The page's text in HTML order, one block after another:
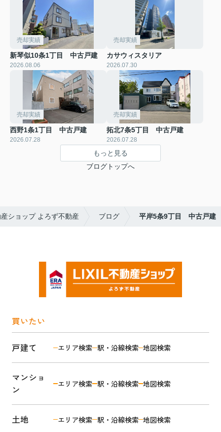
売却実績
新琴似10条1丁目 中古戸建
2026.08.06
売却実績
カサウィスタリア
2026.07.30
売却実績
西野1条1丁目 中古戸建
2026.07.28
売却実績
拓北7条5丁目 中古戸建
2026.07.28
もっと見る
ブログトップへ
ショップ よろず不動産 ブログ 平岸5条9丁目 中古戸建
買いたい
戸建て エリア検索 駅・沿線検索 地図検索
マンショ
ン
エリア検索 駅・沿線検索 地図検索
土地 エリア検索 駅・沿線検索 地図検索